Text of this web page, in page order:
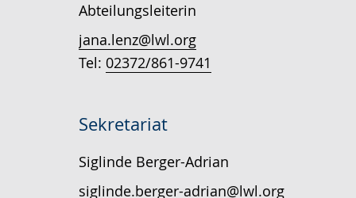
Abteilungsleiterin
jana.lenz@lwl.org
Tel: 02372/861-9741
Sekretariat
Siglinde Berger-Adrian
siglinde.berger-adrian@lwl.org